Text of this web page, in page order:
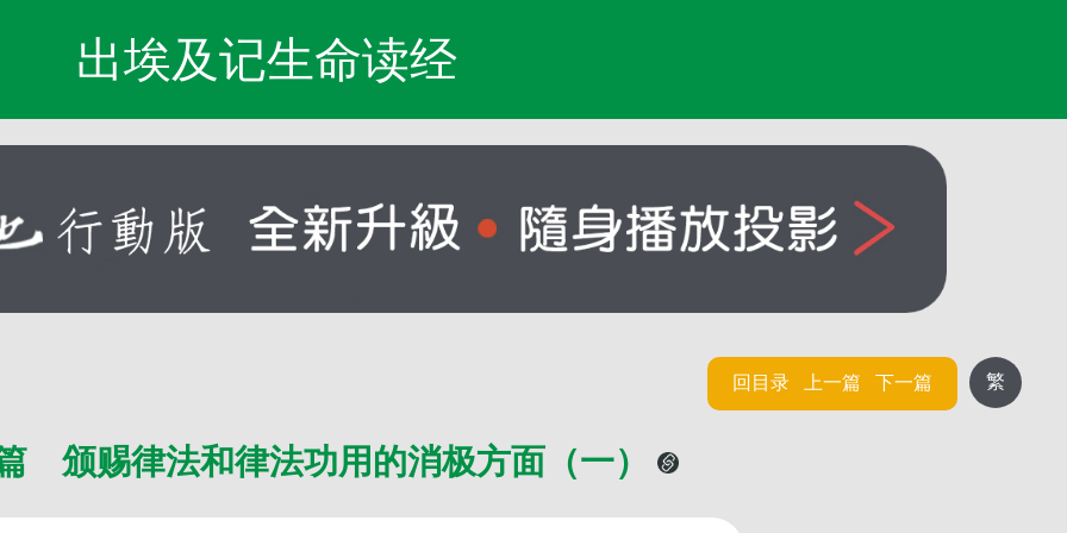
出埃及记生命读经
繁
回目录 上一篇 下一篇
颁赐律法和律法功用的消极方面（一）